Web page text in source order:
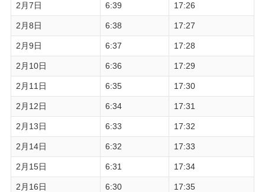
2月7日 6:39 17:26
2月8日 6:38 17:27
2月9日 6:37 17:28
2月10日 6:36 17:29
2月11日 6:35 17:30
2月12日 6:34 17:31
2月13日 6:33 17:32
2月14日 6:32 17:33
2月15日 6:31 17:34
2月16日 6:30 17:35